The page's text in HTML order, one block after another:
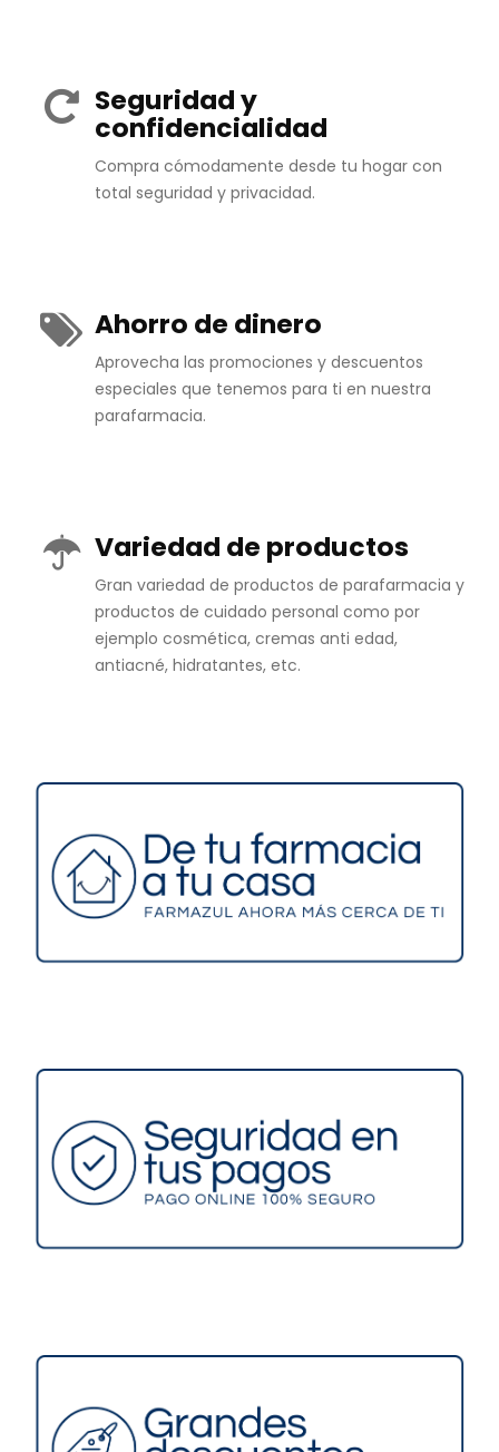
Seguridad y
confidencialidad
Compra cómodamente desde tu hogar con
total seguridad y privacidad.
Ahorro de dinero
Aprovecha las promociones y descuentos
especiales que tenemos para ti en nuestra
parafarmacia.
Variedad de productos
Gran variedad de productos de parafarmacia y
productos de cuidado personal como por
ejemplo cosmética, cremas anti edad,
antiacné, hidratantes, etc.